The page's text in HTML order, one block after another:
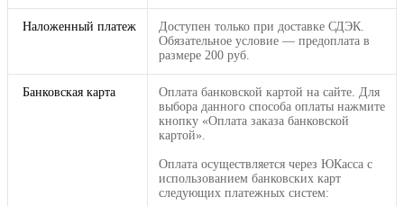
Наложенный платеж
Доступен только при доставке СДЭК.
Обязательное условие — предоплата в
размере 200 руб.
Банковская карта
Оплата банковской картой на сайте. Для
выбора данного способа оплаты нажмите
кнопку «Оплата заказа банковской
картой».
Оплата осуществляется через ЮКасса с
использованием банковских карт
следующих платежных систем: